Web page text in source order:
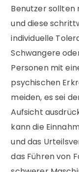
Benutzer sollten
und diese
individuelle
Schwangere
Personen mit
psychischen
meiden, es sei
Aufsicht
kann die
und das
das Führen von